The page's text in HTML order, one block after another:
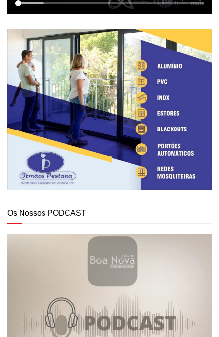
Os Nossos PODCAST